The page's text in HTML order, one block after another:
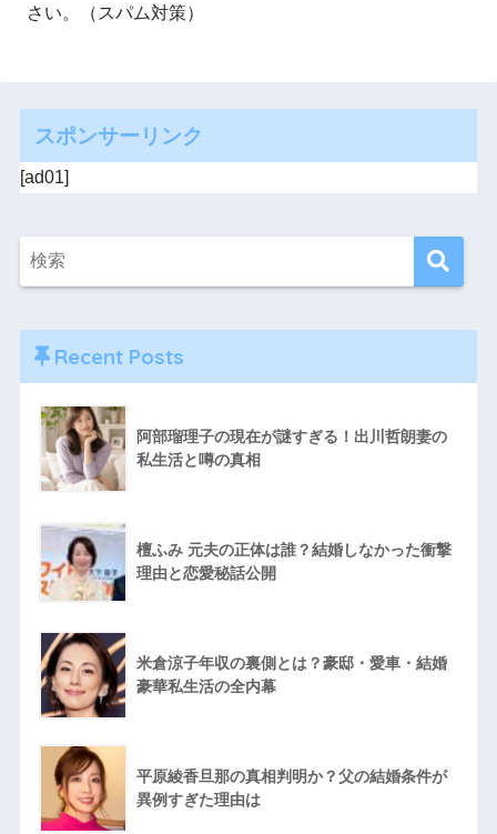
さい。（スパム対策）
スポンサーリンク
[ad01]
Recent Posts
阿部瑠理子の現在が謎すぎる！出川哲朗妻の
私生活と噂の真相
檀ふみ 元夫の正体は誰？結婚しなかった衝撃
理由と恋愛秘話公開
米倉涼子年収の裏側とは？豪邸・愛車・結婚
豪華私生活の全内幕
平原綾香旦那の真相判明か？父の結婚条件が
異例すぎた理由は